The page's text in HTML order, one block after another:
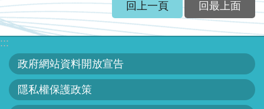
私
權
保
護
政
策
回上一頁 回最上面
:::
政府網站資料開放宣告
隱私權保護政策